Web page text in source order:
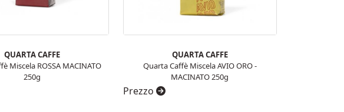
QUARTA CAFFE
Miscela ROSSA MACINATO
250g
QUARTA CAFFE
Quarta Caffè Miscela AVIO ORO -
MACINATO 250g
Prezzo